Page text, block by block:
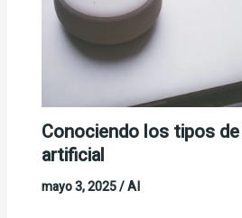
Conociendo los tipos
artificial
mayo 3, 2025/AI